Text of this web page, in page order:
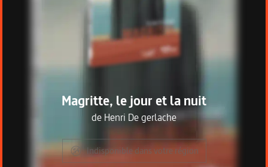
Magritte, le jour et la nuit
de Henri De gerlache
Indisponible dans votre région